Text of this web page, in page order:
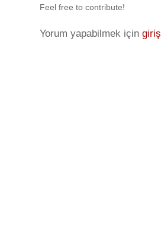
Feel free to contribute!
Yorum yapabilmek için giriş